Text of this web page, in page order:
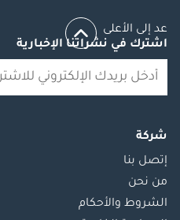
وتصدير السيارات
عامًا. نحن متخصصون
في استيراد وتوصيل
الجودة إلى جميع أنحاء
العالم بأسعار
تنافسية للغاية. نتولى
عد إلى الأعلى
اشترك في نشراتنا الإخبارية
شركة
إتصل بنا
من نحن
الشروط والأحكام